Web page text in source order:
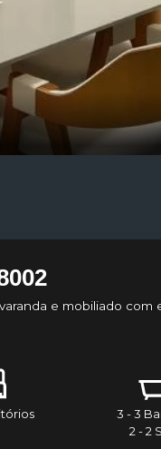
e mobiliado
3 - 3
2 - 2